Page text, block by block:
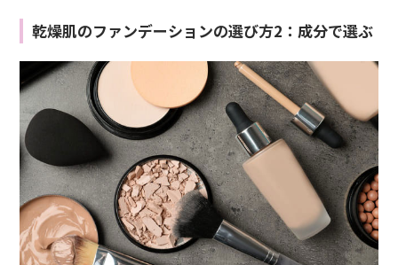
乾燥肌のファンデーションの選び方2：成分で選ぶ